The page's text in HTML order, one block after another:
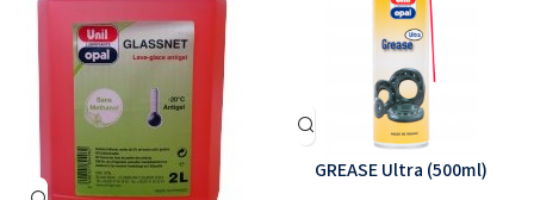
GREASE Ultra (500ml)